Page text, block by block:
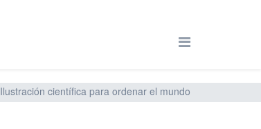
Ilustración científica para ordenar el mundo